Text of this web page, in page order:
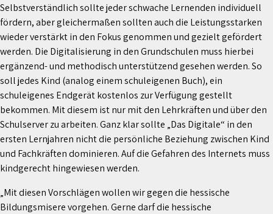
Selbstverständlich sollte jeder schwache Lernenden individuell
fördern, aber gleichermaßen sollten auch die Leistungsstarken
wieder verstärkt in den Fokus genommen und gezielt gefördert
werden. Die Digitalisierung in den Grundschulen muss hierbei
ergänzend- und methodisch unterstützend gesehen werden. So
soll jedes Kind (analog einem schuleigenen Buch), ein
schuleigenes Endgerät kostenlos zur Verfügung gestellt
bekommen. Mit diesem ist nur mit den Lehrkräften und über den
Schulserver zu arbeiten. Ganz klar sollte „Das Digitale“ in den
ersten Lernjahren nicht die persönliche Beziehung zwischen Kind
und Fachkräften dominieren. Auf die Gefahren des Internets muss
kindgerecht hingewiesen werden.
„Mit diesen Vorschlägen wollen wir gegen die hessische
Bildungsmisere vorgehen. Gerne darf die hessische